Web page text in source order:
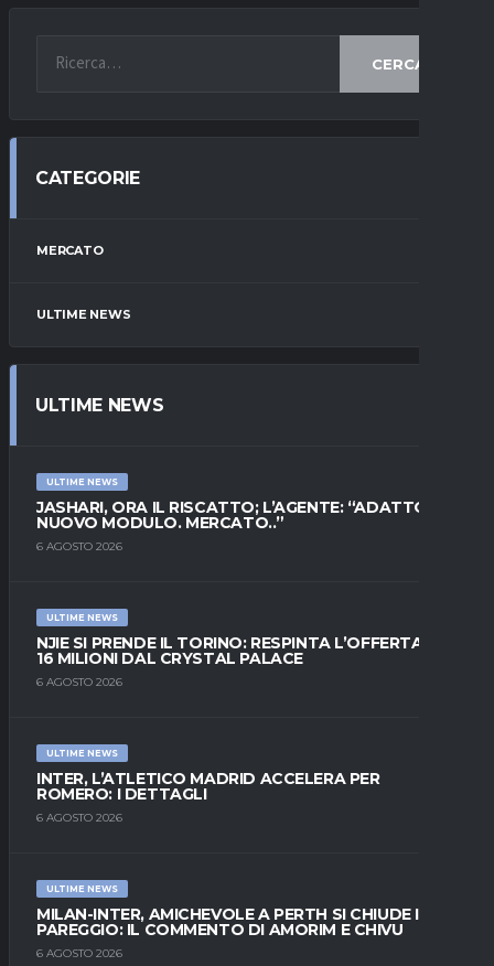
CERCA
CATEGORIE
MERCATO
ULTIME NEWS
ULTIME NEWS
ULTIME NEWS
JASHARI, ORA IL RISCATTO; L’AGENTE: “ADATTO AL
NUOVO MODULO. MERCATO..”
6 AGOSTO 2026
ULTIME NEWS
NJIE SI PRENDE IL TORINO: RESPINTA L’OFFERTA DI
16 MILIONI DAL CRYSTAL PALACE
6 AGOSTO 2026
ULTIME NEWS
INTER, L’ATLETICO MADRID ACCELERA PER
ROMERO: I DETTAGLI
6 AGOSTO 2026
ULTIME NEWS
MILAN-INTER, AMICHEVOLE A PERTH SI CHIUDE IN
PAREGGIO: IL COMMENTO DI AMORIM E CHIVU
6 AGOSTO 2026